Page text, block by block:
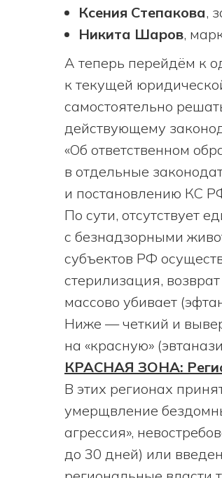
Ксения Степакова,
Никита Шаров,
А теперь перейдём к
к текущей
самостоятельно
действующему
«Об ответственном
в отдельные
и постановлению КС
По сути, отсутствует
с безнадзорными
субъектов РФ
стерилизация,
массово убивает
Ниже — четкий и
на «красную»
КРАСНАЯ ЗОНА:
В этих регионах
умерщвление
агрессия»,
до 30 дней) или